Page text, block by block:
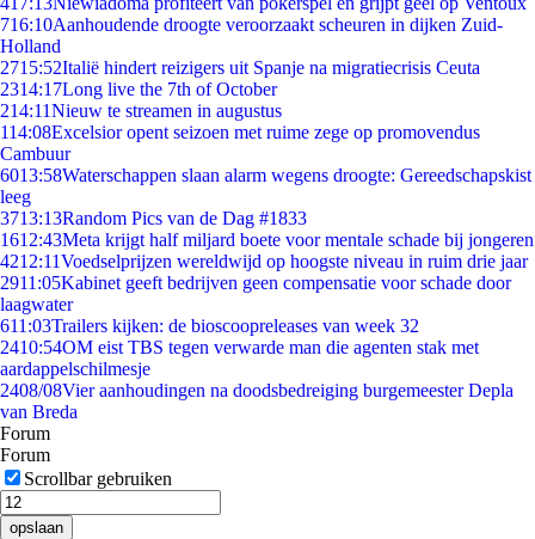
716:10Aanhoudende droogte veroorzaakt scheuren in dijken Zuid-
Holland
2715:52Italië hindert reizigers uit Spanje na migratiecrisis Ceuta
2314:17Long live the 7th of October
214:11Nieuw te streamen in augustus
114:08Excelsior opent seizoen met ruime zege op promovendus
Cambuur
6013:58Waterschappen slaan alarm wegens droogte: Gereedschapskist
leeg
3713:13Random Pics van de Dag #1833
1612:43Meta krijgt half miljard boete voor mentale schade bij jongeren
4212:11Voedselprijzen wereldwijd op hoogste niveau in ruim drie jaar
2911:05Kabinet geeft bedrijven geen compensatie voor schade door
laagwater
611:03Trailers kijken: de bioscoopreleases van week 32
2410:54OM eist TBS tegen verwarde man die agenten stak met
aardappelschilmesje
2408/08Vier aanhoudingen na doodsbedreiging burgemeester Depla
van Breda
Forum
Forum
Scrollbar gebruiken
opslaan